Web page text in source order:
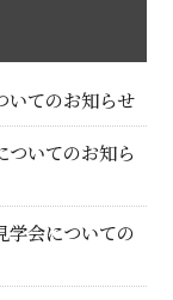
いてのお知らせ
ついてのお知ら
学会についての